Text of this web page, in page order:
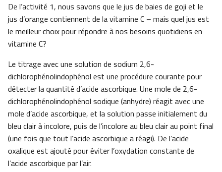
De l’activité 1, nous savons que le jus de baies de goji et le
jus d’orange contiennent de la vitamine C – mais quel jus est
le meilleur choix pour répondre à nos besoins quotidiens en
vitamine C?
Le titrage avec une solution de sodium 2,6-
dichlorophénolindophénol est une procédure courante pour
détecter la quantité d’acide ascorbique. Une mole de 2,6-
dichlorophénolindophénol sodique (anhydre) réagit avec une
mole d’acide ascorbique, et la solution passe initialement du
bleu clair à incolore, puis de l’incolore au bleu clair au point final
(une fois que tout l’acide ascorbique a réagi). De l’acide
oxalique est ajouté pour éviter l’oxydation constante de
l’acide ascorbique par l’air.